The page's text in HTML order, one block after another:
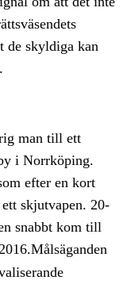
de skyldiga kan
man till ett
i Norrköping.
efter en kort
skjutvapen. 20-
snabbt kom till